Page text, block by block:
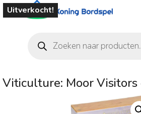
zoeken
Uitverkocht!
Viticulture: Moor Visitors